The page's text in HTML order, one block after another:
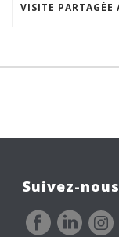
Suivez-nous